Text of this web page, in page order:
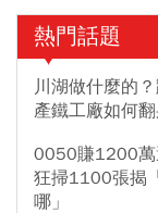
熱門話題
川湖做什麼的
產鐵工廠如何
0050賺1200萬
狂掃1100張揭
哪」